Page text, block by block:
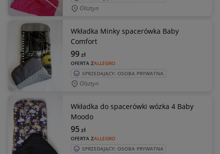
Olsztyn
Wkładka Minky spacerówka Baby
Comfort
OFERTA ZALLEGRO
99zł
SPRZEDAJĄCY: OSOBA PRYWATNA
Olsztyn
Wkładka do spacerówki wózka 4 Baby
Moodo
OFERTA ZALLEGRO
95zł
SPRZEDAJĄCY: OSOBA PRYWATNA